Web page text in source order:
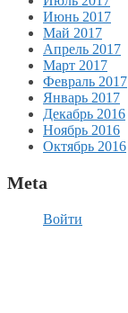
Июнь 2017
Май 2017
Апрель 2017
Март 2017
Февраль 2017
Январь 2017
Декабрь 2016
Ноябрь 2016
Октябрь 2016
Meta
Войти